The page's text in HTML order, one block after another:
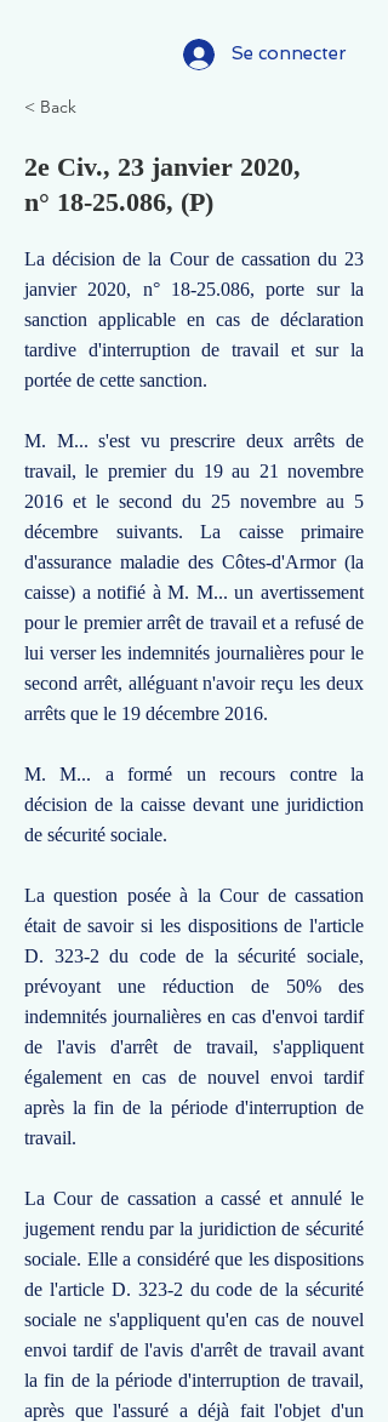
Se connecter
< Back
2e Civ., 23 janvier 2020,
n° 18-25.086, (P)
La décision de la Cour de cassation du 23
janvier 2020, n° 18-25.086, porte sur la
sanction applicable en cas de déclaration
tardive d'interruption de travail et sur la
portée de cette sanction.
M. M... s'est vu prescrire deux arrêts de
travail, le premier du 19 au 21 novembre
2016 et le second du 25 novembre au 5
décembre suivants. La caisse primaire
d'assurance maladie des Côtes-d'Armor (la
caisse) a notifié à M. M... un avertissement
pour le premier arrêt de travail et a refusé de
lui verser les indemnités journalières pour le
second arrêt, alléguant n'avoir reçu les deux
arrêts que le 19 décembre 2016.
M. M... a formé un recours contre la
décision de la caisse devant une juridiction
de sécurité sociale.
La question posée à la Cour de cassation
était de savoir si les dispositions de l'article
D. 323-2 du code de la sécurité sociale,
prévoyant une réduction de 50% des
indemnités journalières en cas d'envoi tardif
de l'avis d'arrêt de travail, s'appliquent
également en cas de nouvel envoi tardif
après la fin de la période d'interruption de
travail.
La Cour de cassation a cassé et annulé le
jugement rendu par la juridiction de sécurité
sociale. Elle a considéré que les dispositions
de l'article D. 323-2 du code de la sécurité
sociale ne s'appliquent qu'en cas de nouvel
envoi tardif de l'avis d'arrêt de travail avant
la fin de la période d'interruption de travail,
après que l'assuré a déjà fait l'objet d'un